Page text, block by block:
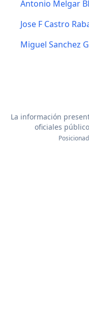
Antonio Melgar
Jose F Castro
Miguel Sanchez
La información
oficiales